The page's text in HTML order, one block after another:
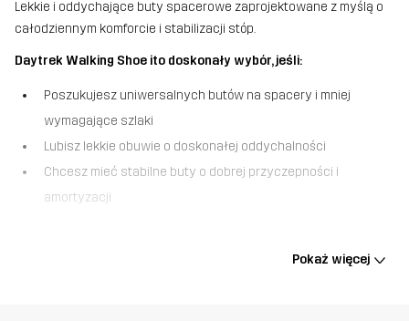
Lekkie i oddychające buty spacerowe zaprojektowane z myślą o
całodziennym komforcie i stabilizacji stóp.
Daytrek Walking Shoe ito doskonały wybór, jeśli:
Poszukujesz uniwersalnych butów na spacery i mniej
wymagające szlaki
Lubisz lekkie obuwie o doskonałej oddychalności
Chcesz mieć stabilne buty o dobrej przyczepności i
amortyzacji
komfort i poczucie chłodu, buty Daytrek Walking Shoes to
Pokaż więcej